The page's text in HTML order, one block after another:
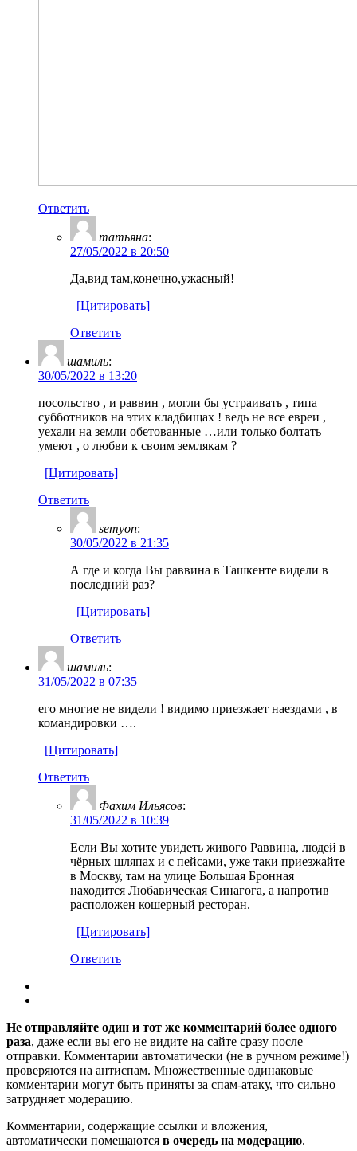
Ответить
татьяна:
27/05/2022 в 20:50
Да,вид там,конечно,ужасный!
[Цитировать]
Ответить
шамиль:
30/05/2022 в 13:20
посольство , и раввин , могли бы устраивать , типа
субботников на этих кладбищах ! ведь не все евреи ,
уехали на земли обетованные …или только болтать
умеют , о любви к своим землякам ?
[Цитировать]
Ответить
semyon:
30/05/2022 в 21:35
А где и когда Вы раввина в Ташкенте видели в
последний раз?
[Цитировать]
Ответить
шамиль:
31/05/2022 в 07:35
его многие не видели ! видимо приезжает наездами , в
командировки ….
[Цитировать]
Ответить
Фахим Ильясов:
31/05/2022 в 10:39
Если Вы хотите увидеть живого Раввина, людей в
чёрных шляпах и с пейсами, уже таки приезжайте
в Москву, там на улице Большая Бронная
находится Любавическая Синагога, а напротив
расположен кошерный ресторан.
[Цитировать]
Ответить
Не отправляйте один и тот же комментарий более одного
раза, даже если вы его не видите на сайте сразу после
отправки. Комментарии автоматически (не в ручном режиме!)
проверяются на антиспам. Множественные одинаковые
комментарии могут быть приняты за спам-атаку, что сильно
затрудняет модерацию.
Комментарии, содержащие ссылки и вложения,
автоматически помещаются в очередь на модерацию.